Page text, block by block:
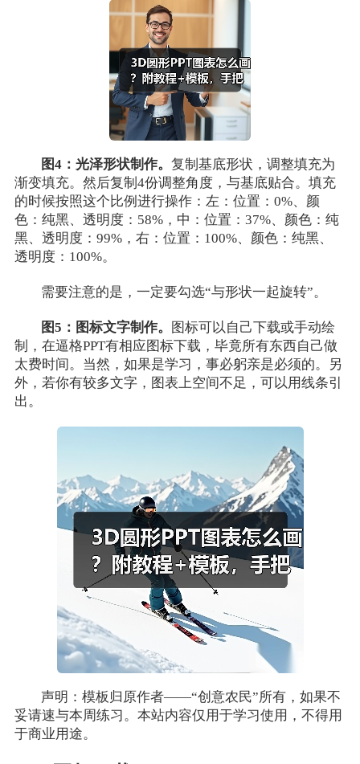
图4：光泽形状制作。复制基底形状，调整填充为
渐变填充。然后复制4份调整角度，与基底贴合。填充
的时候按照这个比例进行操作：左：位置：0%、颜
色：纯黑、透明度：58%，中：位置：37%、颜色：纯
黑、透明度：99%，右：位置：100%、颜色：纯黑、
透明度：100%。
需要注意的是，一定要勾选“与形状一起旋转”。
图5：图标文字制作。 图标可以自己下载或手动绘
制，在逼格PPT有相应图标下载，毕竟所有东西自己做
太费时间。当然，如果是学习，事必躬亲是必须的。另
外，若你有较多文字，图表上空间不足，可以用线条引
出。
声明：模板归原作者——“创意农民”所有，如果不
妥请速与本周练习。本站内容仅用于学习使用，不得用
于商业用途。